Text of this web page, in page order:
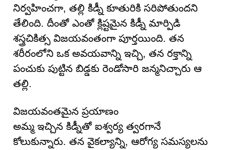
నిర్వహించగా, తల్లి కిడ్నీ కూతురికి సరిపోతుందని
తేలింది. దీంతో ఎంతో క్లిష్టమైన కిడ్నీ మార్పిడి
శస్త్రచికిత్స విజయవంతంగా పూర్తయింది. తన
శరీరంలోని ఒక అవయవాన్ని ఇచ్చి, తన రక్తాన్ని
పంచుకు పుట్టిన బిడ్డకు రెండోసారి జన్మనిచ్చారు ఆ
తల్లి.
విజయవంతమైన ప్రయాణం
అమ్మ ఇచ్చిన కిడ్నీతో ఐశ్వర్య త్వరగానే
కోలుకున్నారు. తన వైకల్యాన్ని, ఆరోగ్య సమస్యలను